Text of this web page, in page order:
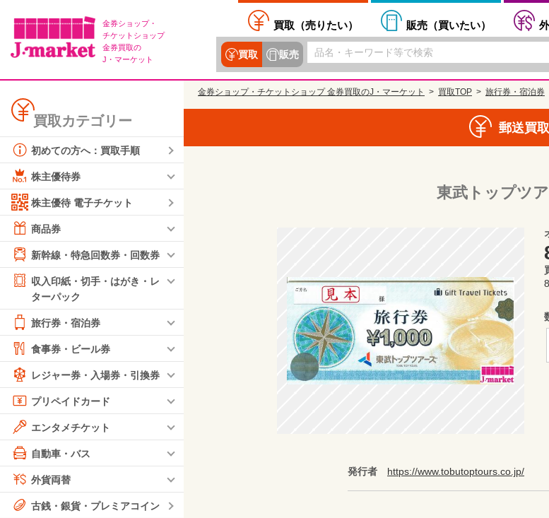
金券ショップ・
チケットショップ
金券買取の
J・マーケット
買取（売りたい） 販売（買いたい）
買取 販売
買取カテゴリー
初めての方へ：買取手順
株主優待券
株主優待 電子チケット
商品券
新幹線・特急回数券・回数券
収入印紙・切手・はがき・レ
ターパック
旅行券・宿泊券
食事券・ビール券
レジャー券・入場券・引換券
プリペイドカード
エンタメチケット
自動車・バス
外貨両替
古銭・銀貨・プレミアコイン
金券ショップ・チケットショップ 金券買取のJ・マーケット 買取TOP 旅行券・宿泊券
郵送買
東武トップツ
発行者 https://www.tobutoptours.co.jp/